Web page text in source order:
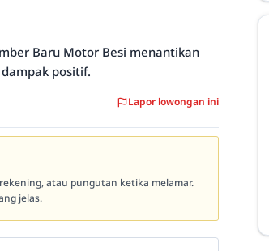
Baru Motor Besi menantikan
positif.
Lapor lowongan ini
atau pungutan ketika melamar.
jelas.